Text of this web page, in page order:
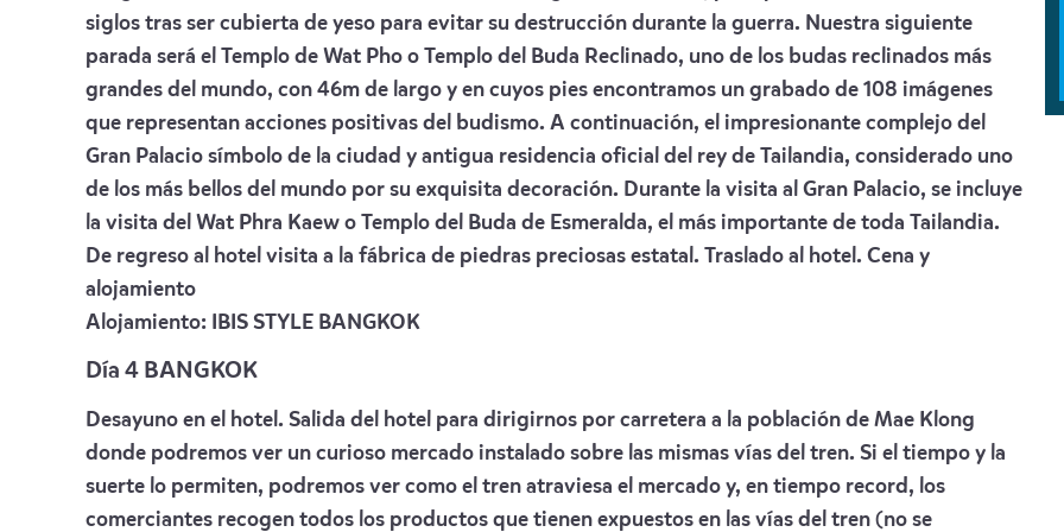
siglos tras ser cubierta de yeso para evitar su destrucción durante la guerra. Nuestra siguiente
parada será el Templo de Wat Pho o Templo del Buda Reclinado, uno de los budas reclinados más
grandes del mundo, con 46m de largo y en cuyos pies encontramos un grabado de 108 imágenes
que representan acciones positivas del budismo. A continuación, el impresionante complejo del
Gran Palacio símbolo de la ciudad y antigua residencia oficial del rey de Tailandia, considerado uno
de los más bellos del mundo por su exquisita decoración. Durante la visita al Gran Palacio, se incluye
la visita del Wat Phra Kaew o Templo del Buda de Esmeralda, el más importante de toda Tailandia.
De regreso al hotel visita a la fábrica de piedras preciosas estatal. Traslado al hotel. Cena y
alojamiento
Alojamiento:
IBIS STYLE BANGKOK
Día 4 BANGKOK
Desayuno en el hotel. Salida del hotel para dirigirnos por carretera a la población de Mae Klong
donde podremos ver un curioso mercado instalado sobre las mismas vías del tren. Si el tiempo y la
suerte lo permiten, podremos ver como el tren atraviesa el mercado y, en tiempo record, los
comerciantes recogen todos los productos que tienen expuestos en las vías del tren (no se